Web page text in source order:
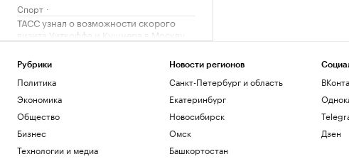
Спорт
ТАСС узнал о возможности скорого
визита Уиткоффа и Кушнера в Москву
Кабмин РФ может запустить льготную
ипотеку для достройки домов в Крыму
Ростов-на-Дону
Семь признаков успешного бизнес-
центра
РБК и Upside
Рубрики
Политика
Экономика
Общество
Бизнес
Технологии и медиа
Новости регионов
Санкт-Петербург и область
Екатеринбург
Новосибирск
Омск
Башкортостан
Дзен